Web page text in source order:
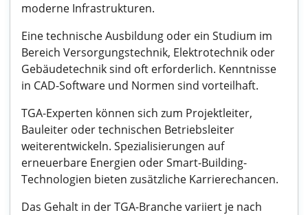
moderne Infrastrukturen.
Eine technische Ausbildung oder ein Studium im
Bereich Versorgungstechnik, Elektrotechnik oder
Gebäudetechnik sind oft erforderlich. Kenntnisse
in CAD-Software und Normen sind vorteilhaft.
TGA-Experten können sich zum Projektleiter,
Bauleiter oder technischen Betriebsleiter
weiterentwickeln. Spezialisierungen auf
erneuerbare Energien oder Smart-Building-
Technologien bieten zusätzliche Karrierechancen.
Das Gehalt in der TGA-Branche variiert je nach